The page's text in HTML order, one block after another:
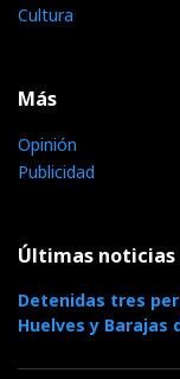
Cultura
Más
Opinión
Publicidad
Últimas noticias
Detenidas tres
Huelves y Barajas